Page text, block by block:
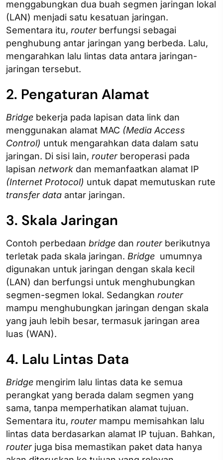
menggabungkan dua buah segmen jaringan lokal
(LAN) menjadi satu kesatuan jaringan.
Sementara itu, router berfungsi sebagai
penghubung antar jaringan yang berbeda. Lalu,
mengarahkan lalu lintas data antara jaringan-
jaringan tersebut.
2. Pengaturan Alamat
Bridge bekerja pada lapisan data link dan
menggunakan alamat MAC (Media Access
Control) untuk mengarahkan data dalam satu
jaringan. Di sisi lain, router beroperasi pada
lapisan network dan memanfaatkan alamat IP
(Internet Protocol) untuk dapat memutuskan rute
transfer data antar jaringan.
3. Skala Jaringan
Contoh perbedaan bridge dan router berikutnya
terletak pada skala jaringan. Bridge umumnya
digunakan untuk jaringan dengan skala kecil
(LAN) dan berfungsi untuk menghubungkan
segmen-segmen lokal. Sedangkan router
mampu menghubungkan jaringan dengan skala
yang jauh lebih besar, termasuk jaringan area
luas (WAN).
4. Lalu Lintas Data
Bridge mengirim lalu lintas data ke semua
perangkat yang berada dalam segmen yang
sama, tanpa memperhatikan alamat tujuan.
Sementara itu, routermampu memisahkan lalu
lintas data berdasarkan alamat IP tujuan. Bahkan,
routerjuga bisa memastikan paket data hanya